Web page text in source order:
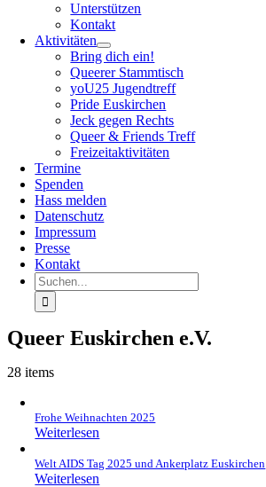
Unterstützen
Kontakt
Aktivitäten
Bring dich ein!
Queerer Stammtisch
yoU25 Jugendtreff
Pride Euskirchen
Jeck gegen Rechts
Queer & Friends Treff
Freizeitaktivitäten
Termine
Spenden
Hass melden
Datenschutz
Impressum
Presse
Kontakt
Suche
nach:
Queer Euskirchen e.V.
28 items
Frohe Weihnachten 2025
Weiterlesen
Welt AIDS Tag 2025 und Ankerplatz Euskirchen
Weiterlesen